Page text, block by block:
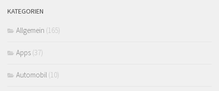
KATEGORIEN
Allgemein (165)
Apps (37)
Automobil (10)